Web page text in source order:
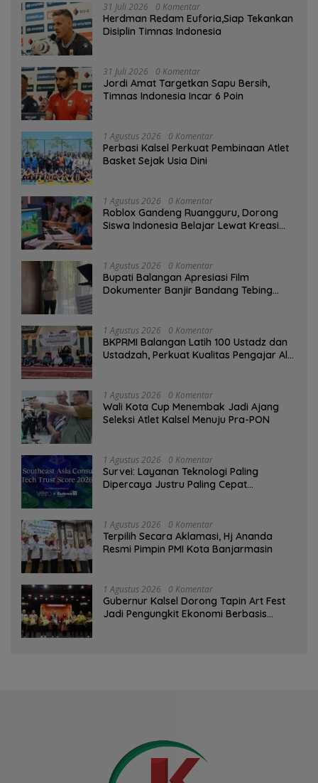
31 Juli 2026 0 Komentar
Herdman Redam Euforia,Siap Tekankan
Disiplin Timnas Indonesia
31 Juli 2026 0 Komentar
Jordi Amat Targetkan Sapu Bersih,
Timnas Indonesia Incar 6 Poin
1 Agustus 2026 0 Komentar
Perbasi Kalsel Perkuat Pembinaan Atlet
Basket Sejak Usia Dini
1 Agustus 2026 0 Komentar
Roblox Gandeng Ruangguru, Dorong
Siswa Indonesia Belajar Lewat Kreasi
1 Agustus 2026 0 Komentar
Bupati Balangan Apresiasi Film
Dokumenter Banjir Bandang Tebing
1 Agustus 2026 0 Komentar
BKPRMI Balangan Latih 100 Ustadz dan
Ustadzah, Perkuat Kualitas Pengajar Al-
1 Agustus 2026 0 Komentar
Wali Kota Cup Menembak Jadi Ajang
Seleksi Atlet Kalsel Menuju Pra-PON
1 Agustus 2026 0 Komentar
Survei: Layanan Teknologi Paling
Dipercaya Justru Paling Cepat
1 Agustus 2026 0 Komentar
‎Terpilih Secara Aklamasi, Hj Ananda
Resmi Pimpin PMI Kota Banjarmasin
1 Agustus 2026 0 Komentar
Gubernur Kalsel Dorong Tapin Art Fest
Jadi Pengungkit Ekonomi Berbasis